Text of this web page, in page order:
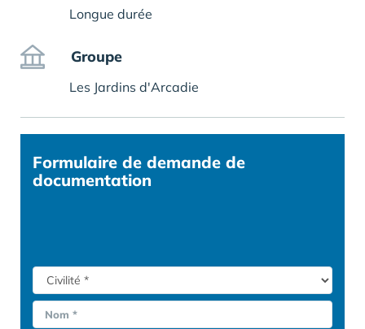
Longue durée
Groupe
Les Jardins d'Arcadie
Formulaire de demande de
documentation
Nom *